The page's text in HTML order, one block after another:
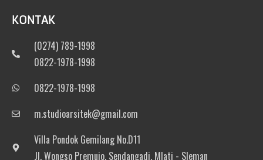
KONTAK
(0274) 789-1998
0822-1978-1998
0822-1978-1998
m.studioarsitek@gmail.com
Villa Pondok Gemilang No.D11
Jl. Wongso Premujo, Sendangadi, Mlati - Sleman